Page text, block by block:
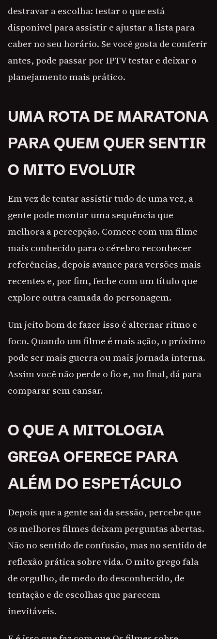
destravar a escolha: testar o que está
disponível para assistir e ajustar a lista para
caber no seu horário. Se você gosta de conferir
antes, pode passar por IPTV testar e deixar o
planejamento mais prático.
UMA ROTA DE MARATONA
PARA QUEM QUER SENTIR
O MITO EVOLUIR
Em vez de tentar assistir tudo de uma vez, a
gente pode montar uma sequência que
melhora a percepção. Comece com um filme
mais conhecido para o cérebro reconhecer
referências, depois avance para versões mais
recentes e, por fim, feche com um título que
explore outra camada do personagem.
Um jeito bom de fazer isso é alternar ritmo e
foco. Quando um filme é mais ação, o próximo
pode ser mais guerra ou mais jornada interna.
Assim você não perde o fio e, no final, dá para
comparar sem cansar.
O QUE A MITOLOGIA
GREGA OFERECE PARA
ALÉM DO ESPETÁCULO
Depois que a gente sai da sessão, percebe que
os melhores filmes deixam perguntas abertas.
Não no sentido de confusão, mas no sentido de
reflexão prática sobre vida. O mito grego fala
de orgulho, de medo do desconhecido, de
tentação e de escolhas que parecem
inevitáveis.